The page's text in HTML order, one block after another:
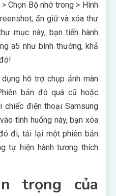
Chọn Bộ nhớ trong > Hình
ấn giữ và xóa thư
mục này, bạn tiến hành
a5 như bình thường, khả
hỗ trợ chụp ảnh màn
bản đó quá cũ hoặc
điện thoại Samsung
tình huống này, bạn xóa
đi, tải lại một phiên bản
tự hiện hành tương thích
trọng của